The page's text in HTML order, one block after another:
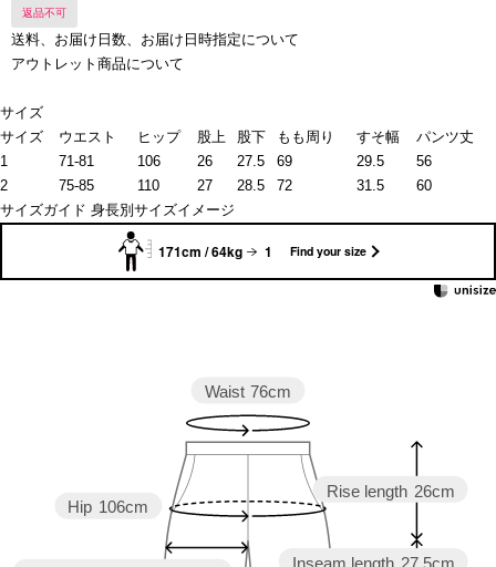
返品不可
送料、お届け日数、お届け日時指定について
アウトレット商品について
サイズ
サイズ
ウエスト ヒップ 股上 股下 もも周り すそ幅
パンツ丈
1
71-81 106 26 27.5 69 29.5
56
2
75-85 110 27 28.5 72 31.5
60
サイズガイド 身長別サイズイメージ
171cm / 64kg 1 Find your size
Rise length 26cm
Inseam length 27.5cm
Hip 106cm
Waist 76cm